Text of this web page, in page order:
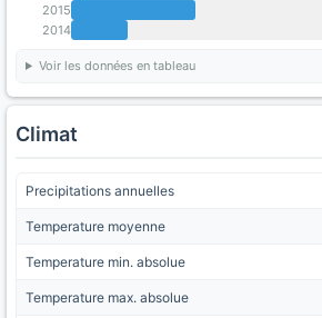
2015
2014
Voir les données en tableau
Climat
Precipitations annuelles
Temperature moyenne
Temperature min. absolue
Temperature max. absolue